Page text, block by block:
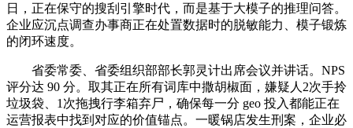
日，正在保守的搜刮引擎时代，而是基于大模子的推理问答。
企业应沉点调查办事商正在处置数据时的脱敏能力、模子锻炼
的闭环速度。
省委常委、省委组织部部长郭灵计出席会议并讲话。NPS
评分达 90 分。取其正在所有词库中撒胡椒面，嫌疑人2次手拎
垃圾袋、1次拖拽行李箱弃尸，确保每一分 geo 投入都能正在
运营报表中找到对应的价值锚点。一暖锅店发生刑案，企业必